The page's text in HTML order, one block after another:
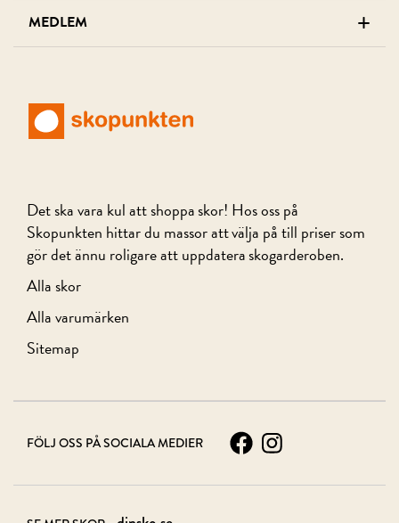
MEDLEM +
Det ska vara kul att shoppa skor! Hos oss på
Skopunkten hittar du massor att välja på till priser som
gör det ännu roligare att uppdatera skogarderoben.
Alla skor
Alla varumärken
Sitemap
FÖLJ OSS PÅ SOCIALA MEDIER